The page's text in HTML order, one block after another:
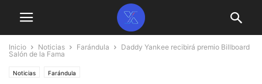
Inicio Noticias Farándula
Daddy Yankee recibirá premio Billboard
Salón de la Fama
Noticias Farándula